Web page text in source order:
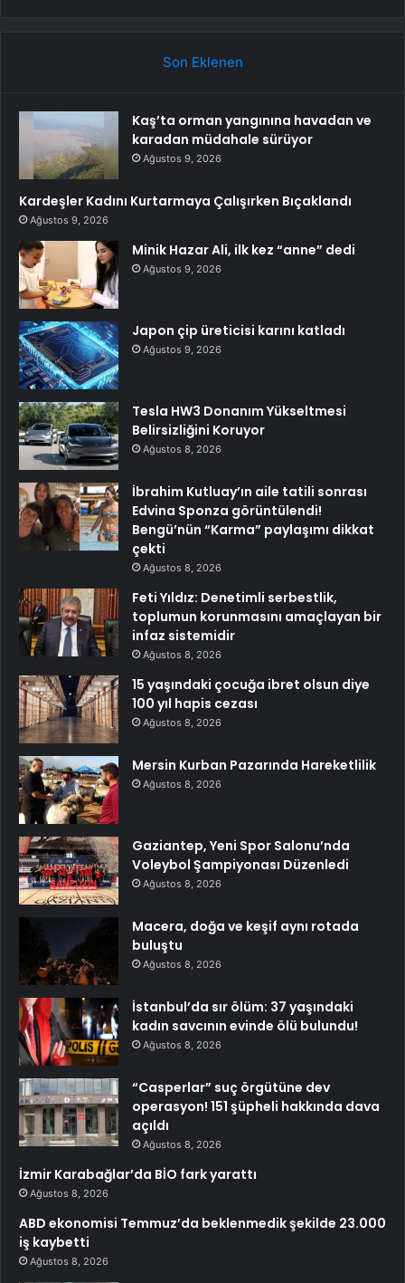
Son Eklenen
Kaş’ta orman yangınına havadan ve
karadan müdahale sürüyor
Ağustos 9, 2026
Kardeşler Kadını Kurtarmaya Çalışırken Bıçaklandı
Ağustos 9, 2026
Minik Hazar Ali, ilk kez “anne” dedi
Ağustos 9, 2026
Japon çip üreticisi karını katladı
Ağustos 9, 2026
Tesla HW3 Donanım Yükseltmesi
Belirsizliğini Koruyor
Ağustos 8, 2026
İbrahim Kutluay’ın aile tatili sonrası
Edvina Sponza görüntülendi!
Bengü’nün “Karma” paylaşımı dikkat
çekti
Ağustos 8, 2026
Feti Yıldız: Denetimli serbestlik,
toplumun korunmasını amaçlayan bir
infaz sistemidir
Ağustos 8, 2026
15 yaşındaki çocuğa ibret olsun diye
100 yıl hapis cezası
Ağustos 8, 2026
Mersin Kurban Pazarında Hareketlilik
Ağustos 8, 2026
Gaziantep, Yeni Spor Salonu’nda
Voleybol Şampiyonası Düzenledi
Ağustos 8, 2026
Macera, doğa ve keşif aynı rotada
buluştu
Ağustos 8, 2026
İstanbul’da sır ölüm: 37 yaşındaki
kadın savcının evinde ölü bulundu!
Ağustos 8, 2026
“Casperlar” suç örgütüne dev
operasyon! 151 şüpheli hakkında dava
açıldı
Ağustos 8, 2026
İzmir Karabağlar’da BİO fark yarattı
Ağustos 8, 2026
ABD ekonomisi Temmuz’da beklenmedik şekilde 23.000
iş kaybetti
Ağustos 8, 2026